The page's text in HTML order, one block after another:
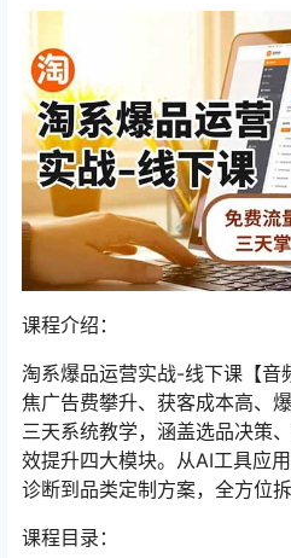
课程介绍：
淘系爆品运营实战-线下课【
焦广告费攀升、获客成本高、
三天系统教学，涵盖选品决策
效提升四大模块。从AI工具应
诊断到品类定制方案，全方位
课程目录：